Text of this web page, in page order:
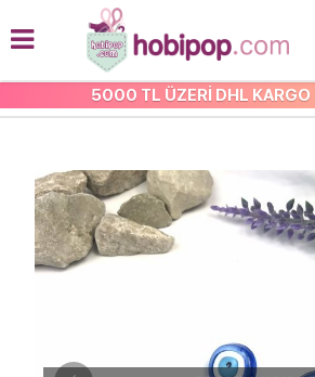
5000 TL ÜZERİ DHL KARGO
ÇOCUK-BEBEK DÜĞMELERİ